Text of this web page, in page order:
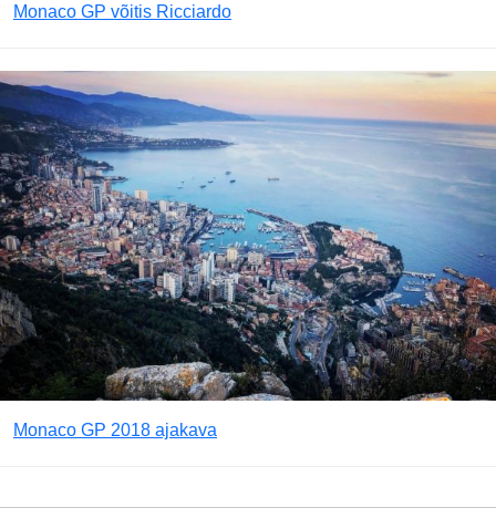
Monaco GP võitis Ricciardo
Monaco GP 2018 ajakava